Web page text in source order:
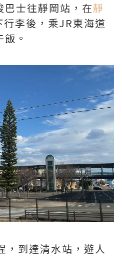
士往靜岡站，在靜
行李後，乘JR東海道
。
，到達清水站，遊人